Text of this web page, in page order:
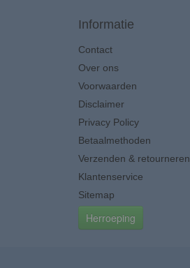
Informatie
Contact
Over ons
Voorwaarden
Disclaimer
Privacy Policy
Betaalmethoden
Verzenden & retourneren
Klantenservice
Sitemap
Herroeping